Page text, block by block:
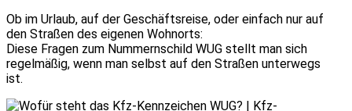
Ob im Urlaub, auf der Geschäftsreise, oder einfach nur auf
den Straßen des eigenen Wohnorts:
Diese Fragen zum Nummernschild WUG stellt man sich
regelmäßig, wenn man selbst auf den Straßen unterwegs
ist.